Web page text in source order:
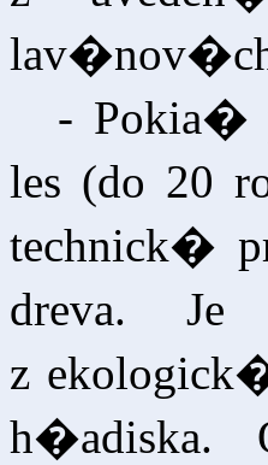
- Pokia�
les (do 20
technick�
dreva.
z
h�adiska.